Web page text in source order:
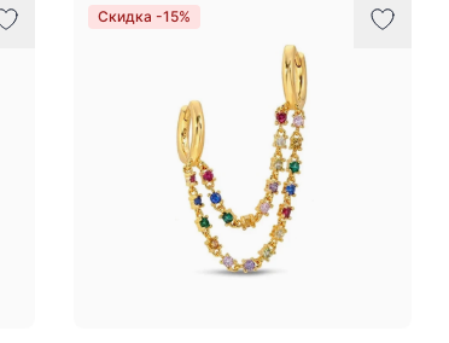
Скидка -15%